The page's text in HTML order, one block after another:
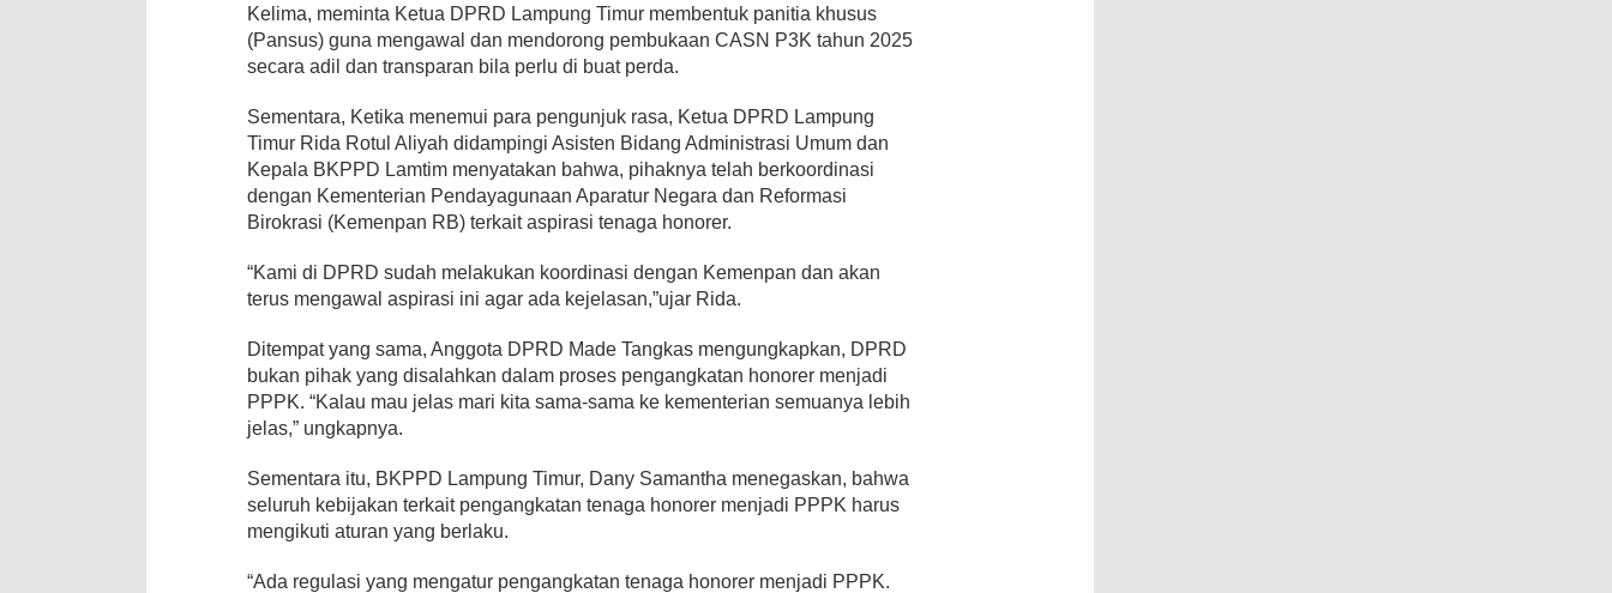
Kelima, meminta Ketua DPRD Lampung Timur membentuk panitia khusus
(Pansus) guna mengawal dan mendorong pembukaan CASN P3K tahun 2025
secara adil dan transparan bila perlu di buat perda.
Sementara, Ketika menemui para pengunjuk rasa, Ketua DPRD Lampung
Timur Rida Rotul Aliyah didampingi Asisten Bidang Administrasi Umum dan
Kepala BKPPD Lamtim menyatakan bahwa, pihaknya telah berkoordinasi
dengan Kementerian Pendayagunaan Aparatur Negara dan Reformasi
Birokrasi (Kemenpan RB) terkait aspirasi tenaga honorer.
“Kami di DPRD sudah melakukan koordinasi dengan Kemenpan dan akan
terus mengawal aspirasi ini agar ada kejelasan,”ujar Rida.
Ditempat yang sama, Anggota DPRD Made Tangkas mengungkapkan, DPRD
bukan pihak yang disalahkan dalam proses pengangkatan honorer menjadi
PPPK. “Kalau mau jelas mari kita sama-sama ke kementerian semuanya lebih
jelas,” ungkapnya.
Sementara itu, BKPPD Lampung Timur, Dany Samantha menegaskan, bahwa
seluruh kebijakan terkait pengangkatan tenaga honorer menjadi PPPK harus
mengikuti aturan yang berlaku.
“Ada regulasi yang mengatur pengangkatan tenaga honorer menjadi PPPK.